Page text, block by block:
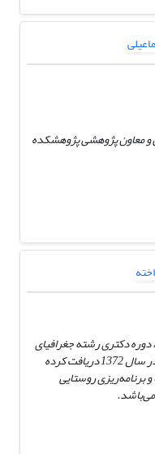
و معاون پژوهشی پژوهشکده
از شهر گیلان، دوره دکتری رشته جغرافیای
انسانی خود را از دانشگاه آزاد اسلامی تهران در سال 1372 دریافت کرده
برنامه‌ریزی روستایی